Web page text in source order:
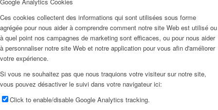
Ces cookies collectent des informations qui sont utilisées sous forme
agrégée pour nous aider à comprendre comment notre site Web est utilisé ou
à quel point nos campagnes de marketing sont efficaces, ou pour nous aider
à personnaliser notre site Web et notre application pour vous afin d'améliorer
votre expérience.
Si vous ne souhaitez pas que nous traquions votre visiteur sur notre site,
vous pouvez désactiver le suivi dans votre navigateur ici:
Click to enable/disable Google Analytics tracking.